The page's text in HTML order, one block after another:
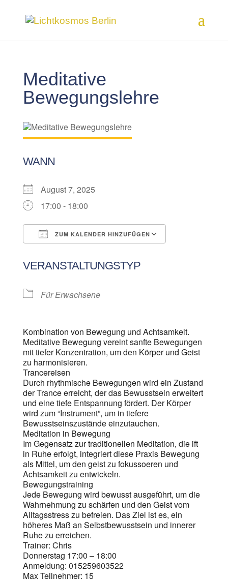
Meditative
Bewegungslehre
WANN
August 7, 2025
17:00 - 18:00
ZUM KALENDER HINZUFÜGEN
VERANSTALTUNGSTYP
Für Erwachsene
Kombination von Bewegung und Achtsamkeit.
Meditative Bewegung vereint sanfte Bewegungen
mit tiefer Konzentration, um den Körper und Geist
zu harmonisieren.
Trancereisen
Durch rhythmische Bewegungen wird ein Zustand
der Trance erreicht, der das Bewusstsein erweitert
und eine tiefe Entspannung fördert. Der Körper
wird zum “Instrument”, um in tiefere
Bewusstseinszustände einzutauchen.
Meditation in Bewegung
Im Gegensatz zur traditionellen Meditation, die ift
in Ruhe erfolgt, integriert diese Praxis Bewegung
als Mittel, um den geist zu fokussoeren und
Achtsamkeit zu entwickeln.
Bewegungstraining
Jede Bewegung wird bewusst ausgeführt, um die
Wahrnehmung zu schärfen und den Geist vom
Alltagsstress zu befreien. Das Ziel ist es, ein
höheres Maß an Selbstbewusstsein und innerer
Ruhe zu erreichen.
Trainer: Chris
Donnerstag 17:00 – 18:00
Anmeldung: 015259603522
Max Teilnehmer: 15